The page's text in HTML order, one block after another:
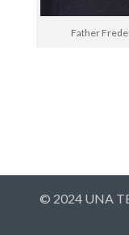
Father
© 2024 UNA